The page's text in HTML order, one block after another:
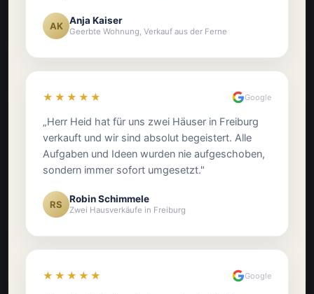
AK Anja Kaiser
Geerbte Wohnung, Verkauf aus der Ferne
★★★★★ Google
„Herr Heid hat für uns zwei Häuser in Freiburg
verkauft und wir sind absolut begeistert. Alle
Aufgaben und Ideen wurden nie aufgeschoben,
sondern immer sofort umgesetzt."
RS Robin Schimmele
Zwei Hausverkäufe in Freiburg
★★★★★ Google